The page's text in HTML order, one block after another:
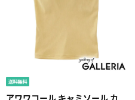
アワワコール キャミソール カ